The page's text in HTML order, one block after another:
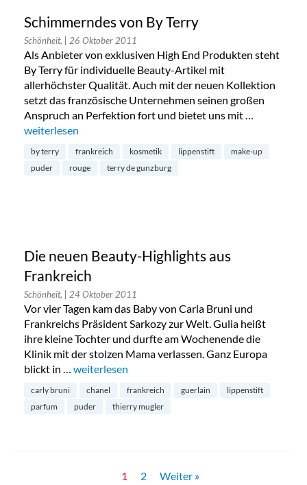
Schimmerndes von By Terry
Schönheit, | 26 Oktober 2011
Als Anbieter von exklusiven High End Produkten steht
By Terry für individuelle Beauty-Artikel mit
allerhöchster Qualität. Auch mit der neuen Kollektion
setzt das französische Unternehmen seinen großen
Anspruch an Perfektion fort und bietet uns mit …
„Schimmerndes von By Terry“
weiterlesen
by terry frankreich kosmetik lippenstift
make-up
puder
rouge terry de gunzburg
Die neuen Beauty-Highlights aus
Frankreich
Schönheit, | 24 Oktober 2011
Vor vier Tagen kam das Baby von Carla Bruni und
Frankreichs Präsident Sarkozy zur Welt. Gulia heißt
ihre kleine Tochter und durfte am Wochenende die
Klinik mit der stolzen Mama verlassen. Ganz Europa
blickt in … „Die neuen Beauty-Highlights aus Frankreich“
weiterlesen
carly bruni chanel frankreich guerlain
lippenstift
parfum
puder thierry mugler
1 2 Weiter »